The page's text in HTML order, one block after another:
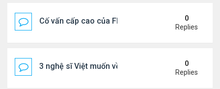
Cố vấn cấp cao của FIFA từ chức để phán đối
0
Replies
3 nghệ sĩ Việt muốn về VN nhưng số phận an bài
0
Replies